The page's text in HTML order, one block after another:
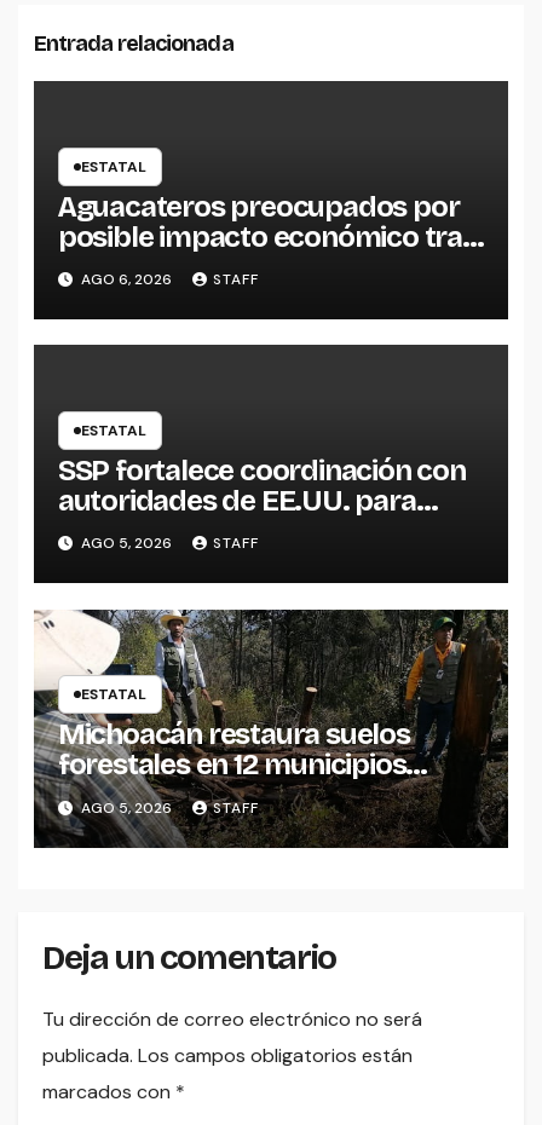
Entrada relacionada
ESTATAL
Aguacateros preocupados por
posible impacto económico tras
alerta de Estados Unidos
AGO 6, 2026 STAFF
ESTATAL
SSP fortalece coordinación con
autoridades de EE.UU. para
reforzar seguridad en la región
aguacatera
AGO 5, 2026 STAFF
ESTATAL
Michoacán restaura suelos
forestales en 12 municipios
afectados por incendios
AGO 5, 2026 STAFF
Deja un comentario
Tu dirección de correo electrónico no será
publicada. Los campos obligatorios están
marcados con *